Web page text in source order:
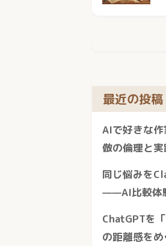
最近の投稿
AIで好きな
倣の倫理と
同じ悩みを
——AI比較体
ChatGPTを
の距離感をめ